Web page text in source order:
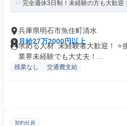
完全週休3日制！未経験の方も大歓迎
兵庫県明石市魚住町清水
月給27万2000円以上
求める人材: 未経験者大歓迎！
業界未経験でも大丈夫！...
残業なし 交通費支給
契約社員